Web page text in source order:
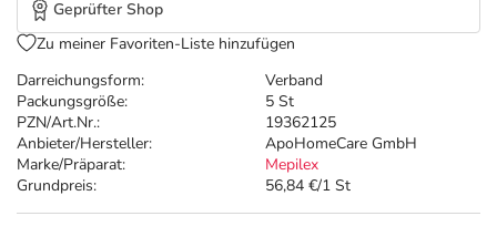
Darreichungsform:
Verband
Packungsgröße:
5 St
PZN/Art.Nr.:
19362125
Anbieter/Hersteller:
ApoHomeCare GmbH
Marke/Präparat:
Mepilex
Grundpreis:
56,84 €/1 St
Geprüfter Shop
Zu meiner Favoriten-Liste hinzufügen